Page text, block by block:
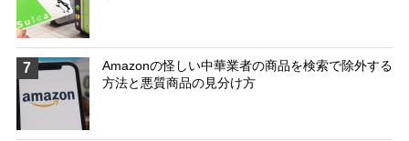
7
Amazonの怪しい中華業者の商品を検索で除外する
方法と悪質商品の見分け方